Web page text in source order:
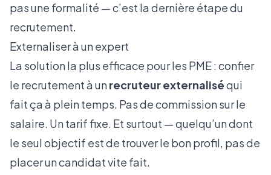
pas une formalité — c’est la dernière étape du
recrutement.
Externaliser à un expert
La solution la plus efficace pour les PME : confier
le recrutement à unrecruteur externaliséqui
fait ça à plein temps. Pas de commission sur le
salaire. Un tarif fixe. Et surtout — quelqu’un dont
le seul objectif est de trouver le bon profil, pas de
placer un candidat vite fait.